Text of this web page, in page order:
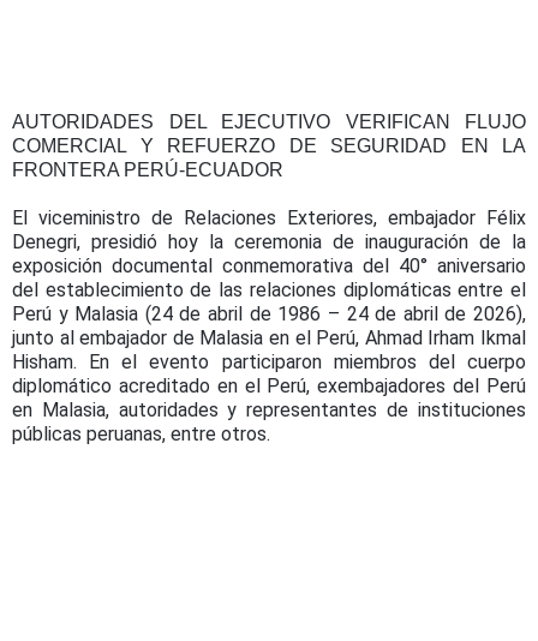
AUTORIDADES DEL EJECUTIVO VERIFICAN FLUJO
COMERCIAL Y REFUERZO DE SEGURIDAD EN LA
FRONTERA PERÚ-ECUADOR
El viceministro de Relaciones Exteriores, embajador Félix
Denegri, presidió hoy la ceremonia de inauguración de la
exposición documental conmemorativa del 40° aniversario
del establecimiento de las relaciones diplomáticas entre el
Perú y Malasia (24 de abril de 1986 – 24 de abril de 2026),
junto al embajador de Malasia en el Perú, Ahmad Irham Ikmal
Hisham. En el evento participaron miembros del cuerpo
diplomático acreditado en el Perú, exembajadores del Perú
en Malasia, autoridades y representantes de instituciones
públicas peruanas, entre otros.